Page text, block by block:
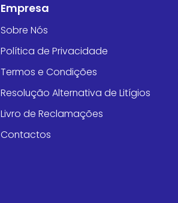
Empresa
Sobre Nós
Política de Privacidade
Termos e Condições
Resolução Alternativa de Litígios
Livro de Reclamações
Contactos